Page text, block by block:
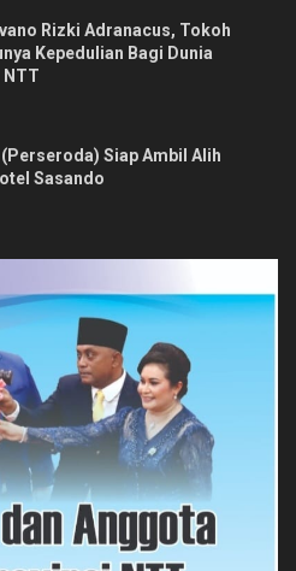
Rizki Adranacus, Tokoh
Kepedulian Bagi Dunia
NTT
Siap Ambil Alih
Sasando